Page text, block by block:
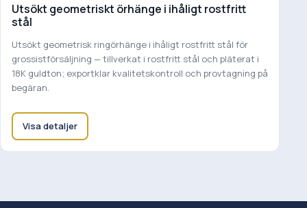
Utsökt geometriskt örhänge i ihåligt rostfritt
stål
Utsökt geometrisk ringörhänge i ihåligt rostfritt stål för
grossistförsäljning — tillverkat i rostfritt stål och pläterat i
18K guldton; exportklar kvalitetskontroll och provtagning på
begäran.
Visa detaljer